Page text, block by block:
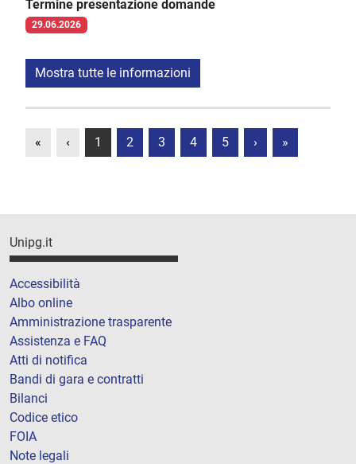
Termine presentazione domande
29.06.2026
Mostra tutte le informazioni
« ‹ 1 2 3 4 5 › »
Unipg.it
Accessibilità
Albo online
Amministrazione trasparente
Assistenza e FAQ
Atti di notifica
Bandi di gara e contratti
Bilanci
Codice etico
FOIA
Note legali